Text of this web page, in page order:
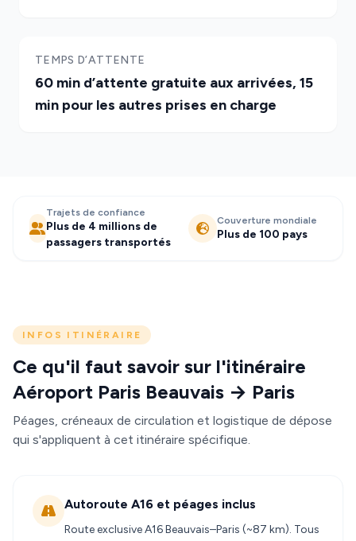
TEMPS D’ATTENTE
60 min d’attente gratuite aux arrivées, 15
min pour les autres prises en charge
Trajets de confiance
Plus de 4 millions de
passagers transportés
Couverture mondiale
Plus de 100 pays
INFOS ITINÉRAIRE
Ce qu'il faut savoir sur l'itinéraire
Aéroport Paris Beauvais → Paris
Péages, créneaux de circulation et logistique de dépose
qui s'appliquent à cet itinéraire spécifique.
Autoroute A16 et péages inclus
Route exclusive A16 Beauvais–Paris (~87 km). Tous